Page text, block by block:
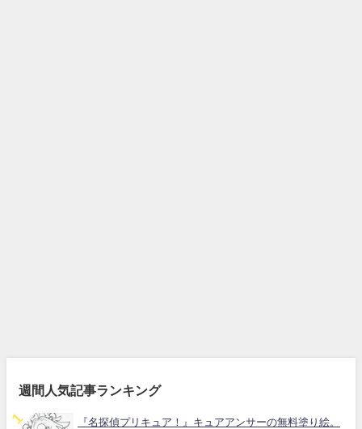
週間人気記事ランキング
『名探偵プリキュア！』キュアアンサーの無料塗り絵。